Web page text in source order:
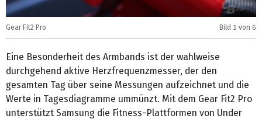
Gear Fit2 Pro Bild 1 von 6
Eine Besonderheit des Armbands ist der wahlweise
durchgehend aktive Herzfrequenzmesser, der den
gesamten Tag über seine Messungen aufzeichnet und die
Werte in Tagesdiagramme ummünzt. Mit dem Gear Fit2 Pro
unterstützt Samsung die Fitness-Plattformen von Under